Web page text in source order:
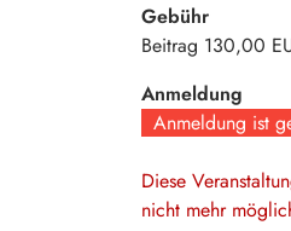
Gebühr
Beitrag 130,00
Anmeldung
Anmeldung ist
Diese
nicht mehr